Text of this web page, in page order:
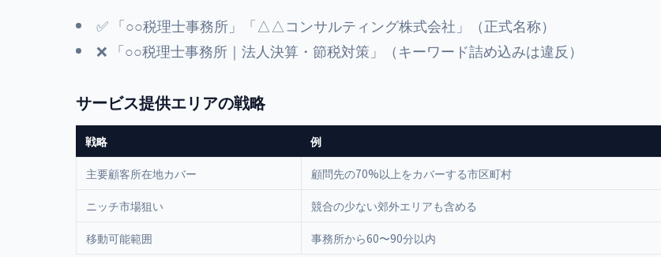
✅ 「○○税理士事務所」「△△コンサルティング株式会社」（正式名称）
❌ 「○○税理士事務所｜法人決算・節税対策」（キーワード詰め込みは違反）
サービス提供エリアの戦略
戦略 例
主要顧客所在地カバー 顧問先の70%以上をカバーする市区町村
ニッチ市場狙い 競合の少ない郊外エリアも含める
移動可能範囲 事務所から60〜90分以内